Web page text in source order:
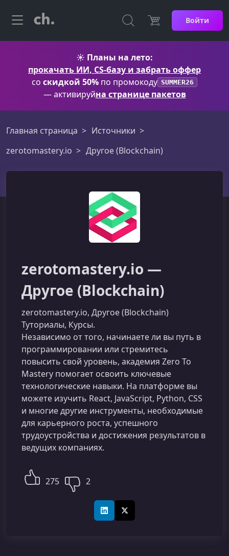
Войти
☀️ Планы на лето:
прокачать ИИ, CS-базу и забрать оффер
со скидкой 50% по промокоду SUMMER26
— активируйна странице пакетов
Главная страница
Источники
zerotomastery.io
Другоe (Blockchain)
zerotomastery.io —
Другоe (Blockchain)
zerotomastery.io, Другоe (Blockchain)
Туториалы, Курсы.
Независимо от того, начинаете ли вы путь в
программировании или стремитесь
повысить свой уровень, академия Zero To
Mastery помогает освоить ключевые
технологические навыки. На платформе вы
можете изучить React, JavaScript, Python, CSS
и многие другие инструменты, необходимые
для карьерного роста, успешного
трудоустройства и достижения результатов в
ведущих компаниях.
275 2
LinkedInX (Twitter)